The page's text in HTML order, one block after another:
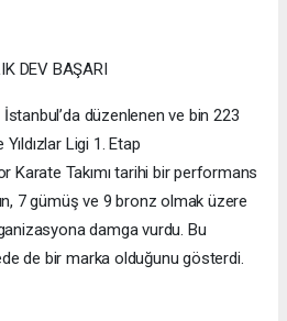
DEV BAŞARI
düzenlenen ve bin 223
Ligi 1. Etap
Karate Takımı tarihi bir performans
7 gümüş ve 9 bronz olmak üzere
damga vurdu. Bu
de bir marka olduğunu gösterdi.